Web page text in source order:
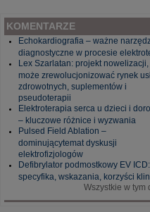
KOMENTARZE
Echokardiografia – ważne
diagnostyczne w procesie
Lex Szarlatan: projekt nowelizacji,
może zrewolucjonizować rynek
zdrowotnych, suplementów i
pseudoterapii
Elektroterapia serca u dzieci i
– kluczowe różnice i wyzwania
Pulsed Field Ablation –
dominującytemat dyskusji
elektrofizjologów
Defibrylator podmostkowy EV ICD:
specyfika, wskazania, korzyści
Wszystkie w tym